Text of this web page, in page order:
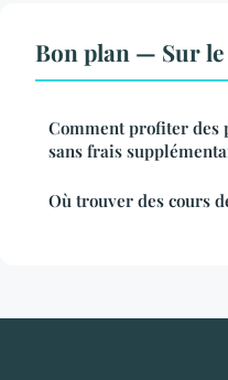
Bon plan — Sur le
Comment profiter des
sans frais
Où trouver des cours